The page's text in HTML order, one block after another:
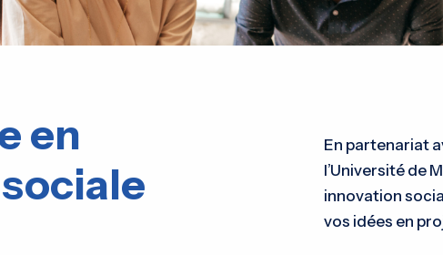
en
En partenariat
l’Université de
innovation
vos idées en